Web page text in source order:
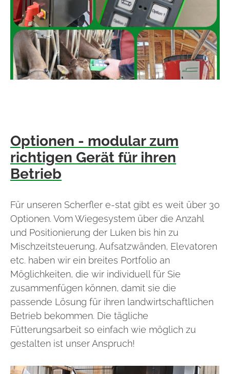
Optionen - modular zum
richtigen Gerät für ihren
Betrieb
Für unseren Scherfler e-stat gibt es weit über 30
Optionen. Vom Wiegesystem über die Anzahl
und Positionierung der Luken bis hin zu
Mischzeitsteuerung, Aufsatzwänden, Elevatoren
etc. haben wir ein breites Portfolio an
Möglichkeiten, die wir individuell für Sie
zusammenfügen können, damit sie die
passende Lösung für ihren landwirtschaftlichen
Betrieb bekommen. Die tägliche
Fütterungsarbeit so einfach wie möglich zu
gestalten ist unser Anspruch!